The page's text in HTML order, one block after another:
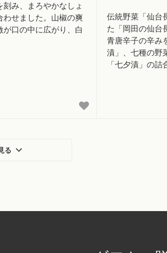
み、まろやかなしょ
わせました。山椒の爽
口の中に広がり、白
伝統野菜「仙台
た「岡田の仙台
青唐辛子の辛み
漬」、七種の野
「七夕漬」の詰
る